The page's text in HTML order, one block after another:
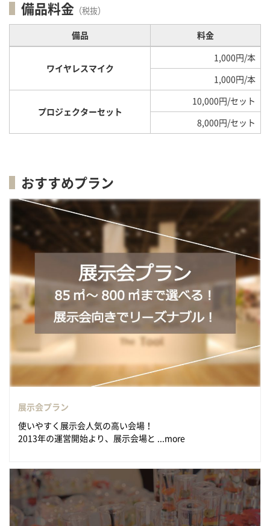
備品料金 （税抜）
備品 料金
ワイヤレスマイク
1,000円/本
1,000円/本
プロジェクターセット
10,000円/セット
8,000円/セット
おすすめプラン
展示会プラン
使いやすく展示会人気の高い会場！
2013年の運営開始より、展示会場と ...more